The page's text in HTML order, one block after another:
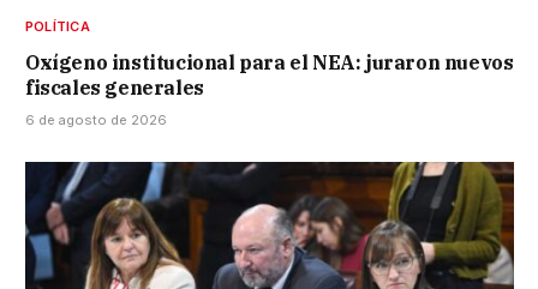
POLÍTICA
Oxígeno institucional para el NEA: juraron nuevos
fiscales generales
6 de agosto de 2026